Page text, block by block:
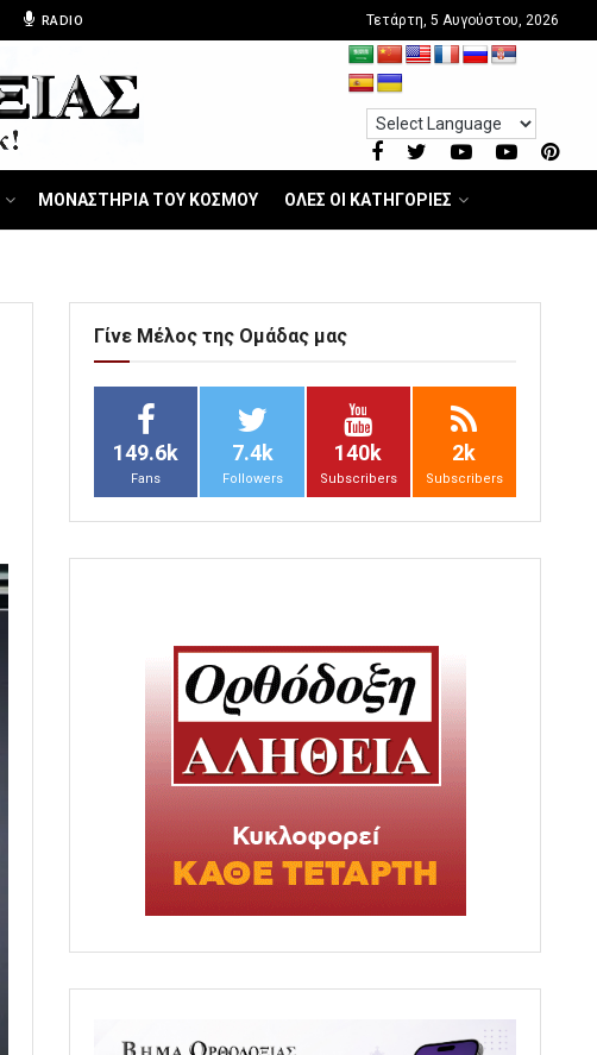
RADIO Τετάρτη, 5 Αυγούστου, 2026
ΜΟΝΑΣΤΗΡΙΑ ΤΟΥ ΚΟΣΜΟΥ ΟΛΕΣ ΟΙ ΚΑΤΗΓΟΡΙΕΣ
Γίνε Μέλος της Ομάδας μας
149.6k
Fans
7.4k
Followers
140k
Subscribers
2k
Subscribers